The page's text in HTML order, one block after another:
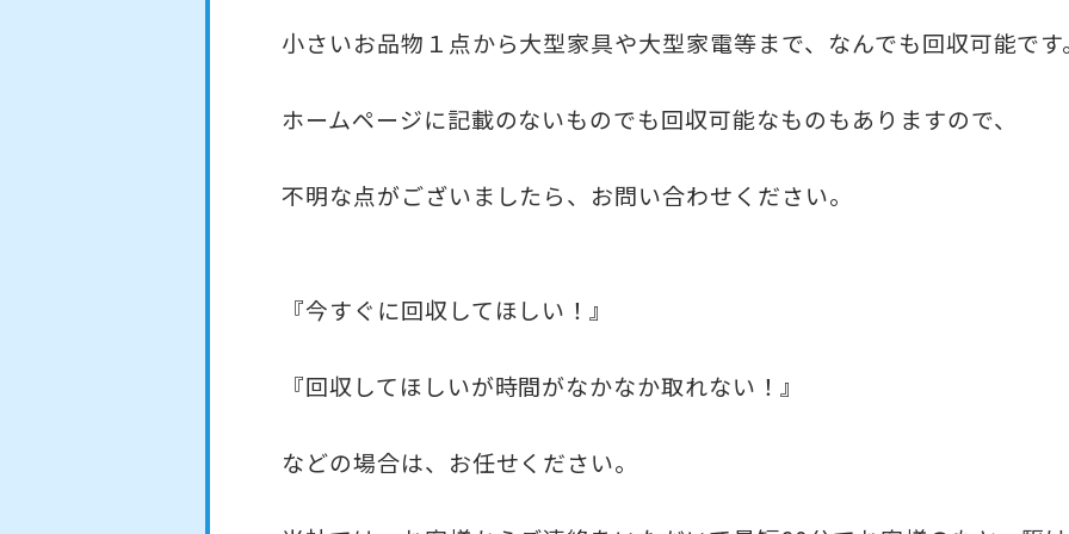
小さいお品物１点から大型家具や大型家電等まで、なんでも回収可能です
ホームページに記載のないものでも回収可能なものもありますので、
不明な点がございましたら、お問い合わせください。
『今すぐに回収してほしい！』
『回収してほしいが時間がなかなか取れない！』
などの場合は、お任せください。